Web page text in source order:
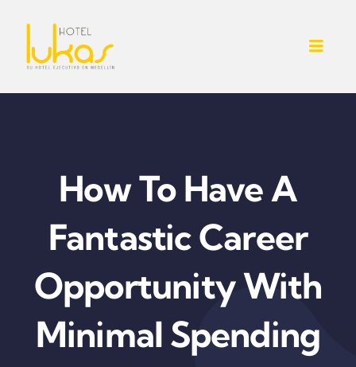
content
INICIO
SERVICIOS ADICIONALES
CONTACTO
HABITACIONES
How To Have A
Fantastic Career
Opportunity With
Minimal Spending